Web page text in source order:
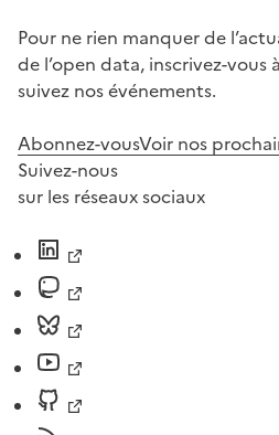
Pour ne rien manquer de
de l’open data, inscrivez-
suivez nos événements.
Abonnez-vousVoir nos
Suivez-nous
sur les réseaux sociaux